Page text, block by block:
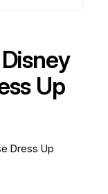
Up
Dress Up